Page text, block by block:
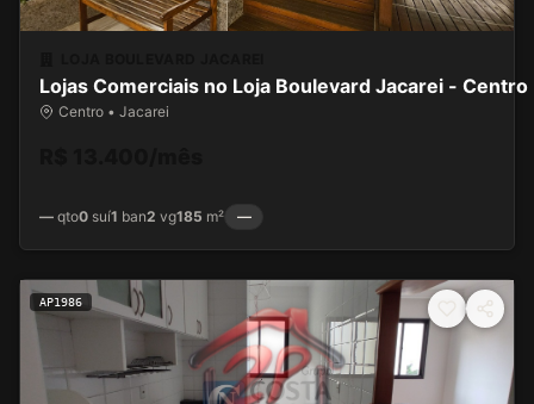
Lojas Comerciais no Loja Boulevard Jacarei - Centro
Centro • Jacarei
— qto0 suí1 ban2 vg185 m² —
AP1986